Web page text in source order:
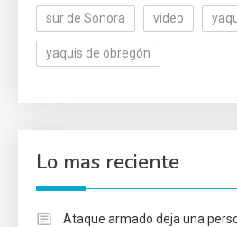
sur de Sonora video
yaquis de obregón
Lo mas reciente
Ataque armado deja una